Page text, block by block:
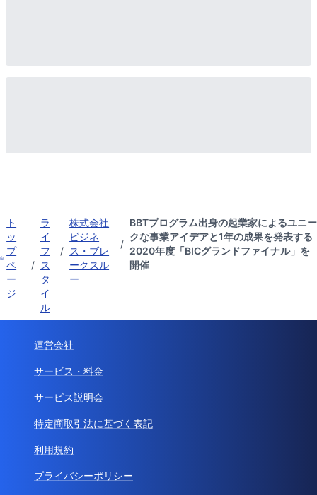
ト
ッ
プ
ペ
ー
ジ
/
ラ
イ
フ
ス
タ
イ
ル
/
株式会社
ビジネ
ス・ブレ
ークスル
ー
/
BBTプログラム出身の起業家によるユニー
クな事業アイデアと1年の成果を発表する
2020年度「BICグランドファイナル」を
開催
運営会社
サービス・料金
サービス説明会
特定商取引法に基づく表記
利用規約
プライバシーポリシー